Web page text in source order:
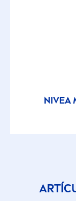
NIVEA